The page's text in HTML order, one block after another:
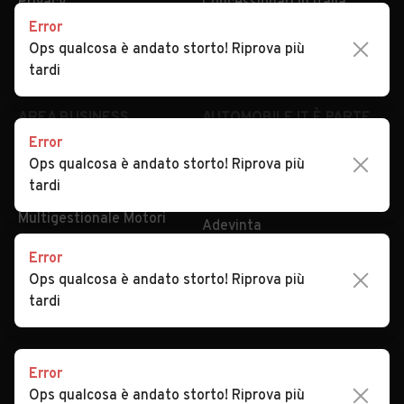
Impostazioni Privacy
Security
Valutazione auto
AREA BUSINESS
Registrazione
concessionario
Multigestionale Motori
AUTOMOBILE.IT È PARTE
subito.it
Adevinta
SEGUICI
Copyright © 2023 Marktplaats B.V. Tutti i diritti riservati.
Marktplaats B.V. - P.IVA 803.603.307.B.01
Error
Ops qualcosa è andato storto! Riprova più
tardi
Error
Ops qualcosa è andato storto! Riprova più
tardi
Error
Ops qualcosa è andato storto! Riprova più
tardi
Error
Ops qualcosa è andato storto! Riprova più